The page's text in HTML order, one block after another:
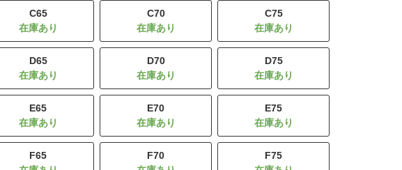
C65 C70 C75
D65 D70 D75
E65 E70 E75
F65 F70 F75